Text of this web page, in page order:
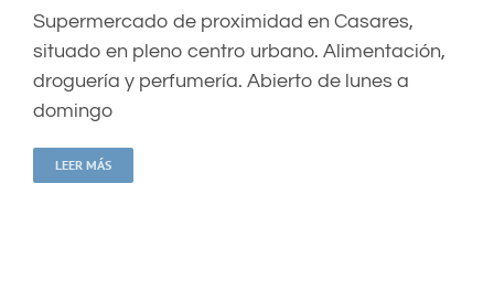
Supermercado de proximidad en Casares,
situado en pleno centro urbano. Alimentación,
droguería y perfumería. Abierto de lunes a
domingo
LEER MÁS